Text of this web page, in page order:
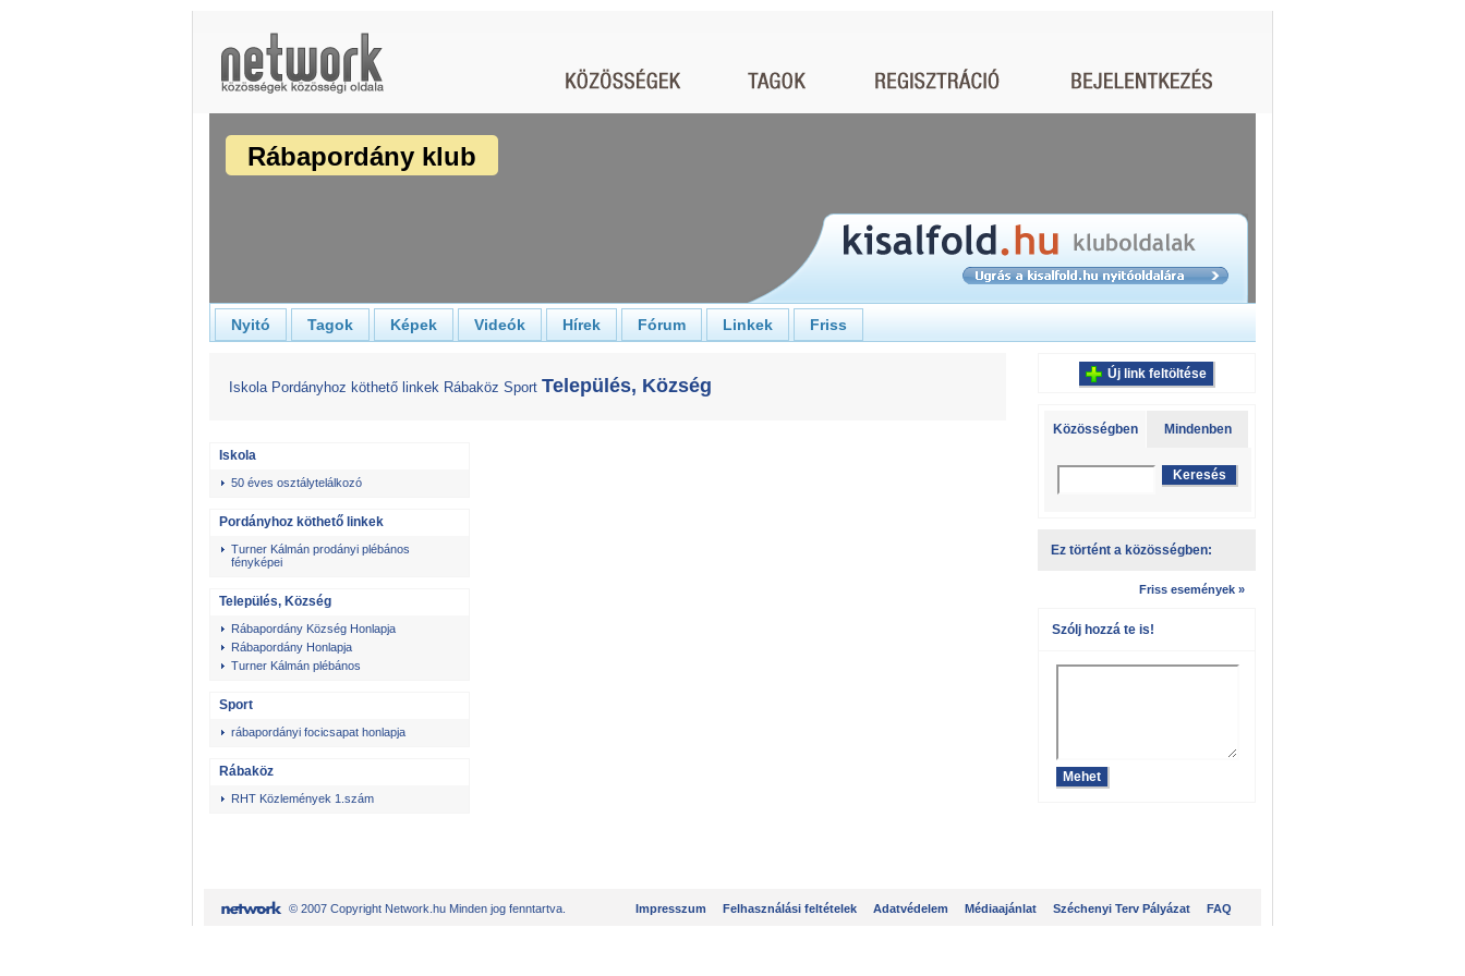
Rábapordány klub
Nyitó Tagok Képek Videók Hírek Fórum Linkek Friss
Iskola Pordányhoz köthető linkek Rábaköz Sport Település, Község
Iskola
50 éves osztálytelálkozó
Pordányhoz köthető linkek
Turner Kálmán prodányi plébános
fényképei
Település, Község
Rábapordány Község Honlapja
Rábapordány Honlapja
Turner Kálmán plébános
Sport
rábapordányi focicsapat honlapja
Rábaköz
RHT Közlemények 1.szám
Új link feltöltése
Közösségben Mindenben
Ez történt a közösségben:
Friss események »
Szólj hozzá te is!
© 2007 Copyright Network.hu Minden jog fenntartva. Impresszum Felhasználási feltételek Adatvédelem Médiaajánlat Széchenyi Terv Pályázat FAQ